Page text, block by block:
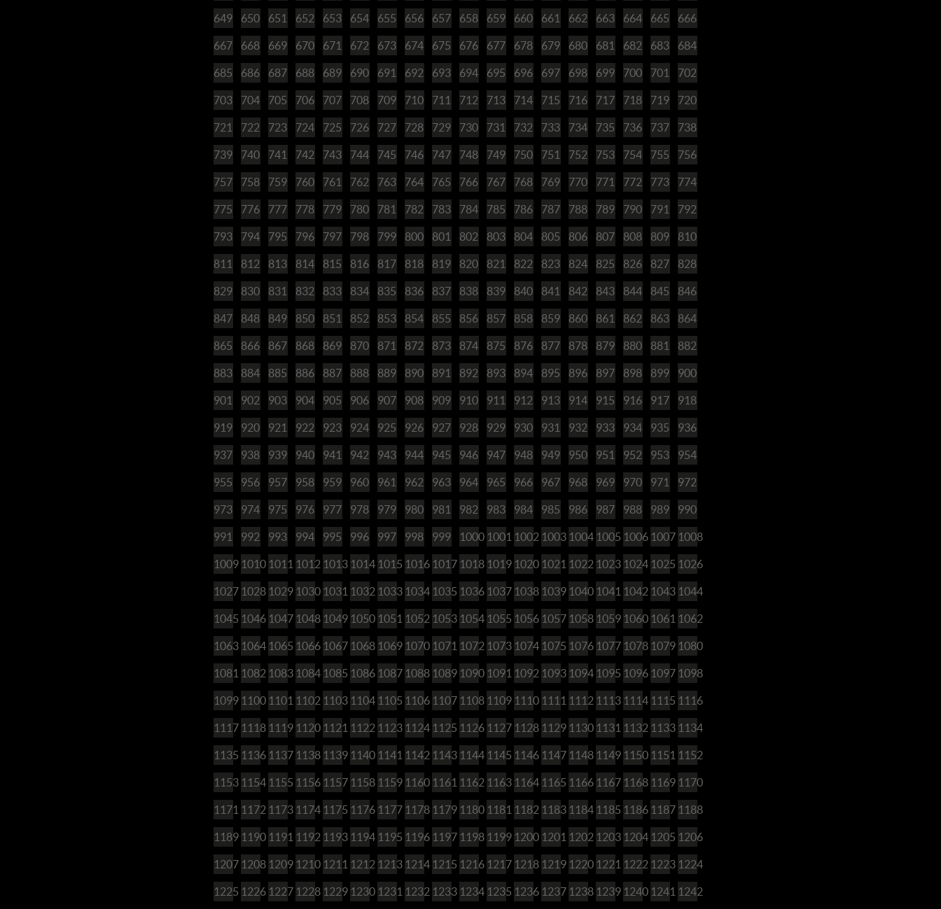
649 650 651 652 653 654 655 656 657 658 659 660 661 662 663 664 665 666
667 668 669 670 671 672 673 674 675 676 677 678 679 680 681 682 683 684
685 686 687 688 689 690 691 692 693 694 695 696 697 698 699 700 701 702
703 704 705 706 707 708 709 710 711 712 713 714 715 716 717 718 719 720
721 722 723 724 725 726 727 728 729 730 731 732 733 734 735 736 737 738
739 740 741 742 743 744 745 746 747 748 749 750 751 752 753 754 755 756
757 758 759 760 761 762 763 764 765 766 767 768 769 770 771 772 773 774
775 776 777 778 779 780 781 782 783 784 785 786 787 788 789 790 791 792
793 794 795 796 797 798 799 800 801 802 803 804 805 806 807 808 809 810
811 812 813 814 815 816 817 818 819 820 821 822 823 824 825 826 827 828
829 830 831 832 833 834 835 836 837 838 839 840 841 842 843 844 845 846
847 848 849 850 851 852 853 854 855 856 857 858 859 860 861 862 863 864
865 866 867 868 869 870 871 872 873 874 875 876 877 878 879 880 881 882
883 884 885 886 887 888 889 890 891 892 893 894 895 896 897 898 899 900
901 902 903 904 905 906 907 908 909 910 911 912 913 914 915 916 917 918
919 920 921 922 923 924 925 926 927 928 929 930 931 932 933 934 935 936
937 938 939 940 941 942 943 944 945 946 947 948 949 950 951 952 953 954
955 956 957 958 959 960 961 962 963 964 965 966 967 968 969 970 971 972
973 974 975 976 977 978 979 980 981 982 983 984 985 986 987 988 989 990
991 992 993 994 995 996 997 998 999 1000 1001 1002 1003 1004 1005 1006 1007 1008
1009 1010 1011 1012 1013 1014 1015 1016 1017 1018 1019 1020 1021 1022 1023 1024 1025 1026
1027 1028 1029 1030 1031 1032 1033 1034 1035 1036 1037 1038 1039 1040 1041 1042 1043 1044
1045 1046 1047 1048 1049 1050 1051 1052 1053 1054 1055 1056 1057 1058 1059 1060 1061 1062
1063 1064 1065 1066 1067 1068 1069 1070 1071 1072 1073 1074 1075 1076 1077 1078 1079 1080
1081 1082 1083 1084 1085 1086 1087 1088 1089 1090 1091 1092 1093 1094 1095 1096 1097 1098
1099 1100 1101 1102 1103 1104 1105 1106 1107 1108 1109 1110 1111 1112 1113 1114 1115 1116
1117 1118 1119 1120 1121 1122 1123 1124 1125 1126 1127 1128 1129 1130 1131 1132 1133 1134
1135 1136 1137 1138 1139 1140 1141 1142 1143 1144 1145 1146 1147 1148 1149 1150 1151 1152
1153 1154 1155 1156 1157 1158 1159 1160 1161 1162 1163 1164 1165 1166 1167 1168 1169 1170
1171 1172 1173 1174 1175 1176 1177 1178 1179 1180 1181 1182 1183 1184 1185 1186 1187 1188
1189 1190 1191 1192 1193 1194 1195 1196 1197 1198 1199 1200 1201 1202 1203 1204 1205 1206
1207 1208 1209 1210 1211 1212 1213 1214 1215 1216 1217 1218 1219 1220 1221 1222 1223 1224
1225 1226 1227 1228 1229 1230 1231 1232 1233 1234 1235 1236 1237 1238 1239 1240 1241 1242